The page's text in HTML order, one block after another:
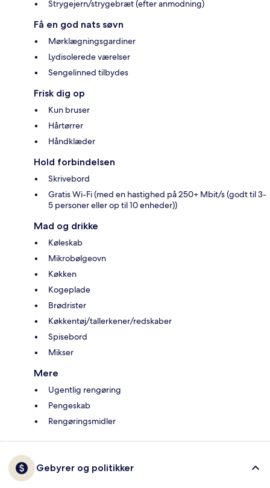
Strygejern/strygebræt (efter anmodning)
Få en god nats søvn
Mørklægningsgardiner
Lydisolerede værelser
Sengelinned tilbydes
Frisk dig op
Kun bruser
Hårtørrer
Håndklæder
Hold forbindelsen
Skrivebord
Gratis Wi-Fi (med en hastighed på 250+ Mbit/s (godt til 3-
5 personer eller op til 10 enheder))
Mad og drikke
Køleskab
Mikrobølgeovn
Køkken
Kogeplade
Brødrister
Køkkentøj/tallerkener/redskaber
Spisebord
Mikser
Mere
Ugentlig rengøring
Pengeskab
Rengøringsmidler
Gebyrer og politikker